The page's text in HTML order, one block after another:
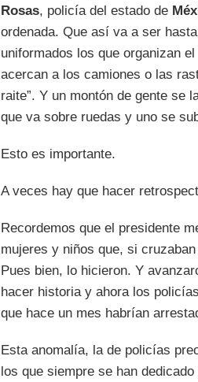
Rosas, policía del estado de
ordenada. Que así va a ser
uniformados los que organizan
acercan a los camiones o las
raite”. Y un montón de gente se
que va sobre ruedas y uno se
Esto es importante.
A veces hay que hacer
Recordemos que el presidente
mujeres y niños que, si
Pues bien, lo hicieron. Y
hacer historia y ahora los
que hace un mes habrían
Esta anomalía, la de policías
los que siempre se han